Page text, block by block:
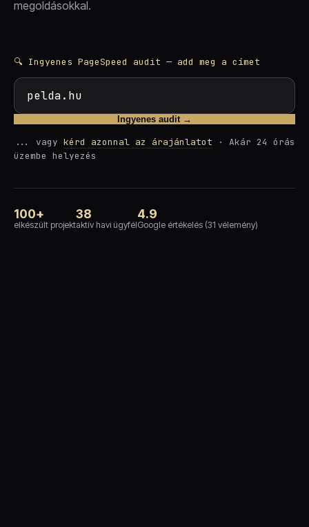
megoldásokkal.
🔍 Ingyenes PageSpeed audit — add meg a címet
Ingyenes audit →
... vagy kérd azonnal az árajánlatot · Akár 24 órás
üzembe helyezés
100+
elkészült projekt
38
aktív havi ügyfél
4.9
Google értékelés (31 vélemény)